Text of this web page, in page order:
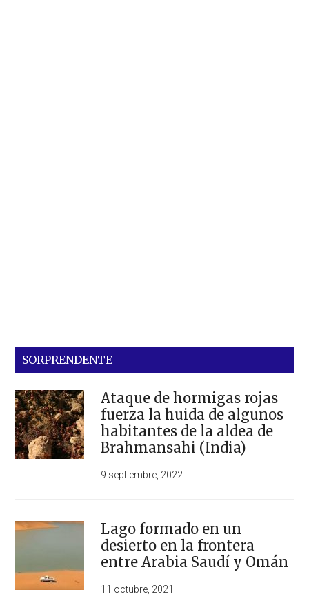
SORPRENDENTE
Ataque de hormigas rojas
fuerza la huida de algunos
habitantes de la aldea de
Brahmansahi (India)
9 septiembre, 2022
Lago formado en un
desierto en la frontera
entre Arabia Saudí y Omán
11 octubre, 2021